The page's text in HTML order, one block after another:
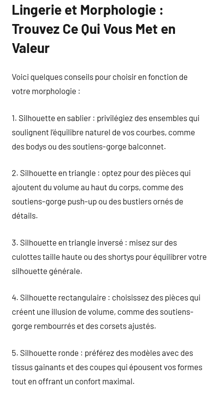
Lingerie et Morphologie :
Trouvez Ce Qui Vous Met en
Valeur
Voici quelques conseils pour choisir en fonction de
votre morphologie :
1. Silhouette en sablier : privilégiez des ensembles qui
soulignent l’équilibre naturel de vos courbes, comme
des bodys ou des soutiens-gorge balconnet.
2. Silhouette en triangle : optez pour des pièces qui
ajoutent du volume au haut du corps, comme des
soutiens-gorge push-up ou des bustiers ornés de
détails.
3. Silhouette en triangle inversé : misez sur des
culottes taille haute ou des shortys pour équilibrer votre
silhouette générale.
4. Silhouette rectangulaire : choisissez des pièces qui
créent une illusion de volume, comme des soutiens-
gorge rembourrés et des corsets ajustés.
5. Silhouette ronde : préférez des modèles avec des
tissus gainants et des coupes qui épousent vos formes
tout en offrant un confort maximal.